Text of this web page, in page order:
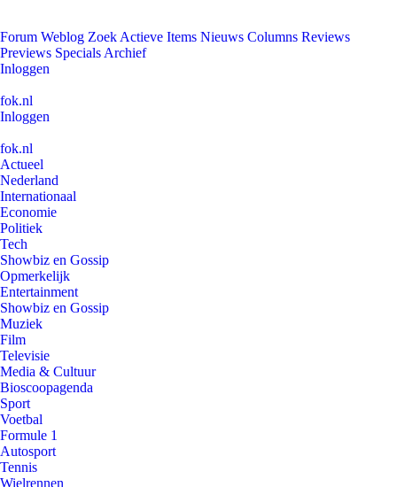
Forum Weblog Zoek Actieve Items Nieuws Columns Reviews
Previews Specials Archief
Inloggen
fok.nl
Inloggen
fok.nl
Actueel
Nederland
Internationaal
Economie
Politiek
Tech
Showbiz en Gossip
Opmerkelijk
Entertainment
Showbiz en Gossip
Muziek
Film
Televisie
Media & Cultuur
Bioscoopagenda
Sport
Voetbal
Formule 1
Autosport
Tennis
Wielrennen